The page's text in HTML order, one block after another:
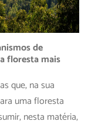
de
floresta mais
que, na sua
uma floresta
nesta matéria,